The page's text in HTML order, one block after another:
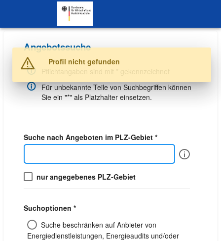
SKIP TO CONTENT.
Angebotssuche
Für unbekannte Teile von Suchbegriffen können
Sie ein "*" als Platzhalter einsetzen.
Suche nach Angeboten im PLZ-Gebiet *
Info
nur angegebenes PLZ-Gebiet
Suchoptionen *
Suche beschränken auf Anbieter von
Energiedienstleistungen, Energieaudits und/oder
Warnung
Profil nicht gefunden